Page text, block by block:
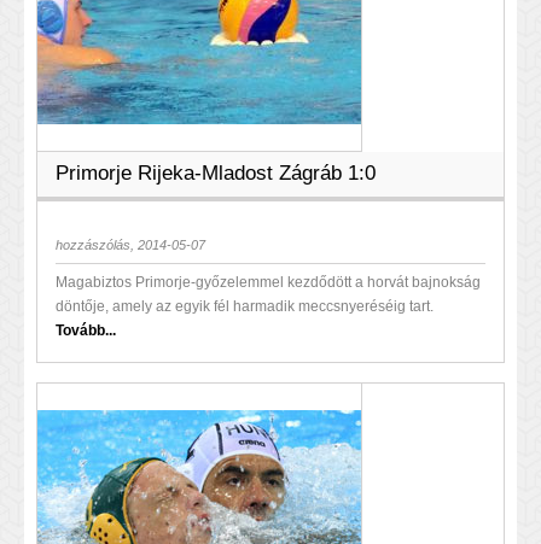
Primorje Rijeka-Mladost Zágráb 1:0
hozzászólás, 2014-05-07
Magabiztos Primorje-győzelemmel kezdődött a horvát bajnokság
döntője, amely az egyik fél harmadik meccsnyeréséig tart.
Tovább...